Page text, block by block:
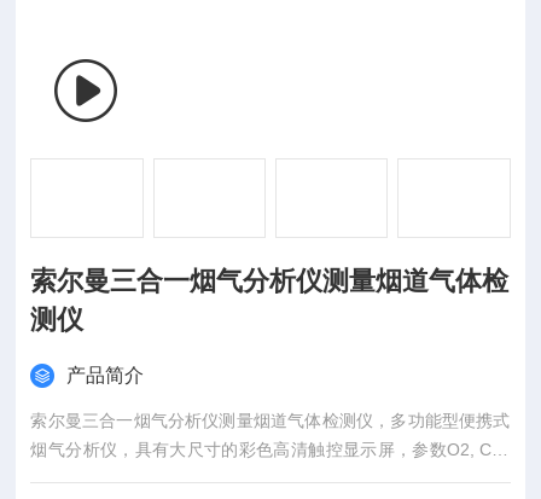
索尔曼三合一烟气分析仪测量烟道气体检
测仪
产品简介
索尔曼三合一烟气分析仪测量烟道气体检测仪，多功能型便携式
烟气分析仪，具有大尺寸的彩色高清触控显示屏，参数O2, CO,
CO2, NO, NOx